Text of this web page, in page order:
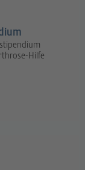
Hilfe